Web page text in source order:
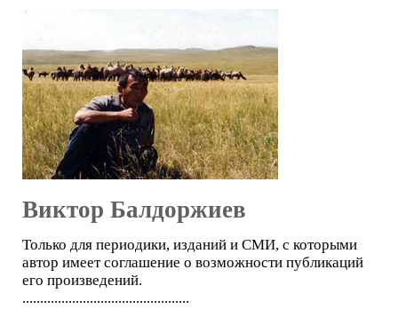
Виктор Балдоржиев
Только для периодики, изданий и СМИ, с которыми
автор имеет соглашение о возможности публикаций
его произведений.
...............................................